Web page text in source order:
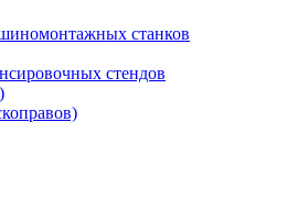
станков
стендов